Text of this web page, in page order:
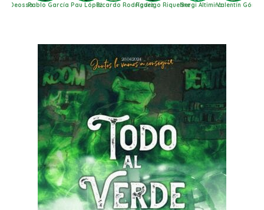
Marc Roca Natan Nelson DeossaPablo García Pau LópezRicardo Rodríguez
Rodrigo